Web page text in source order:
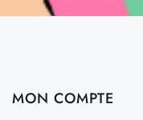
MON COMPTE